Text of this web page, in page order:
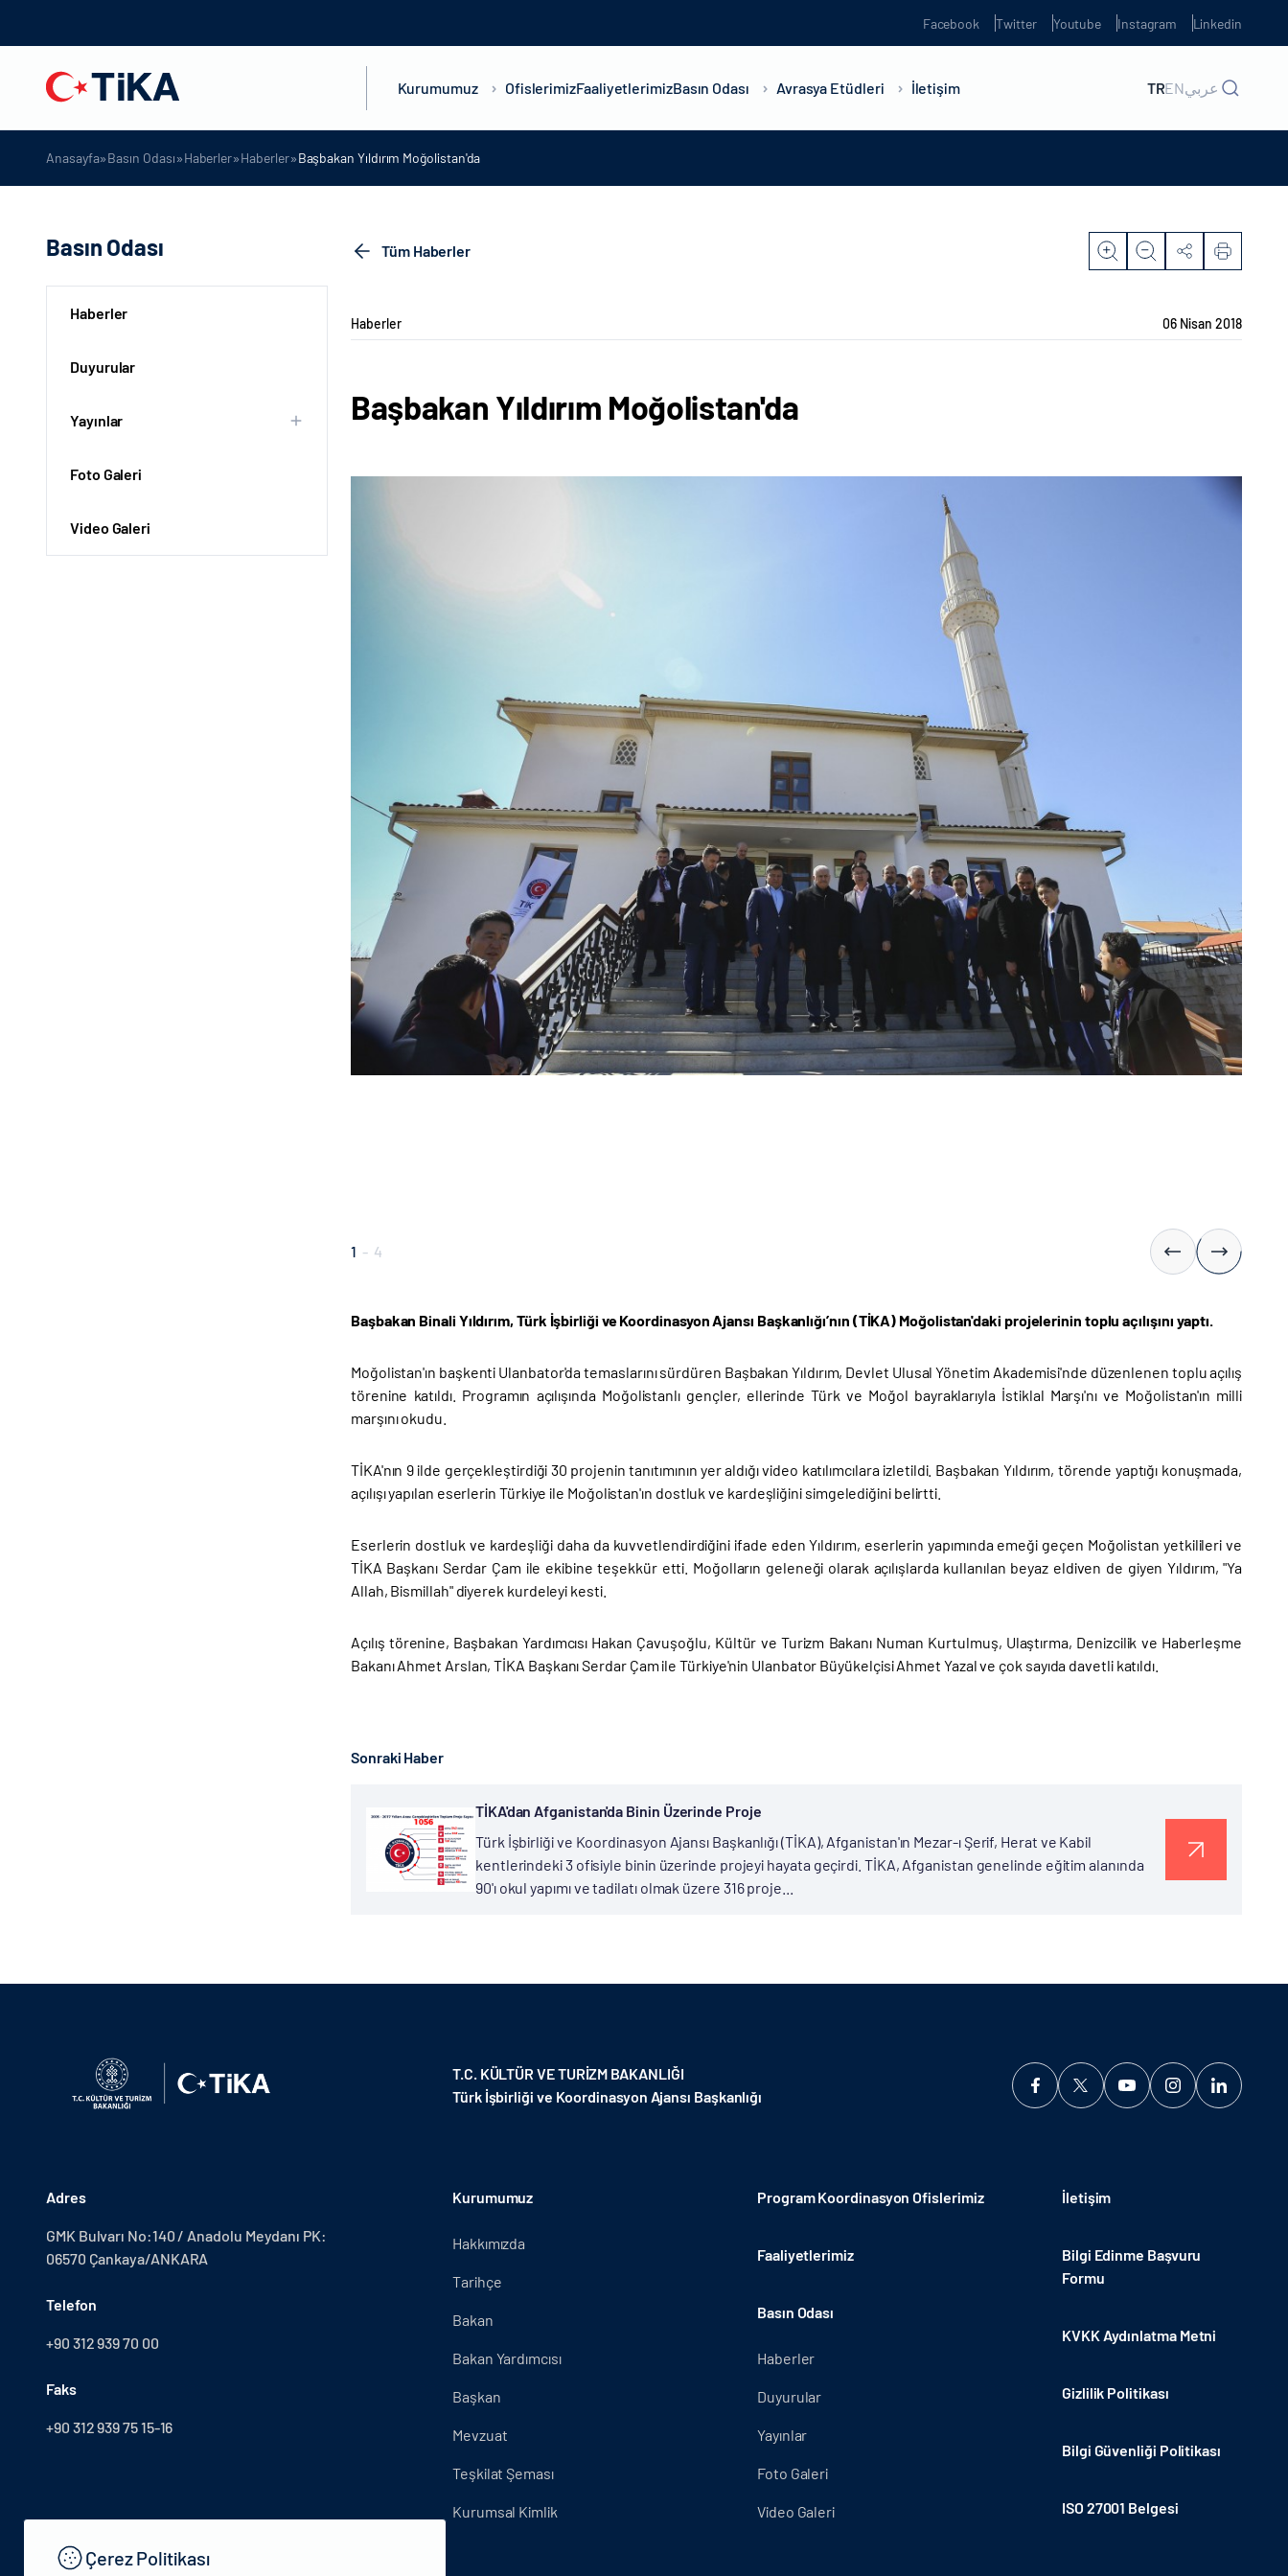
Facebook Twitter Youtube Instagram Linkedin
Kurumumuz OfislerimizFaaliyetlerimizBasın Odası Avrasya Etüdleri İletişim TRENعربي
Anasayfa»Basın Odası»Haberler»Haberler»Başbakan Yıldırım Moğolistan'da
Basın Odası
Haberler
Duyurular
Yayınlar
Foto Galeri
Video Galeri
Tüm Haberler
Haberler 06 Nisan 2018
Başbakan Yıldırım Moğolistan'da
1 - 4
Başbakan Binali Yıldırım, Türk İşbirliği ve Koordinasyon Ajansı Başkanlığı’nın (TİKA) Moğolistan'daki projelerinin toplu açılışını yaptı.
Moğolistan'ın başkenti Ulanbator'da temaslarını sürdüren Başbakan Yıldırım, Devlet Ulusal Yönetim Akademisi'nde düzenlenen toplu açılış
törenine katıldı. Programın açılışında Moğolistanlı gençler, ellerinde Türk ve Moğol bayraklarıyla İstiklal Marşı'nı ve Moğolistan'ın milli
marşını okudu.
TİKA'nın 9 ilde gerçekleştirdiği 30 projenin tanıtımının yer aldığı video katılımcılara izletildi. Başbakan Yıldırım, törende yaptığı konuşmada,
açılışı yapılan eserlerin Türkiye ile Moğolistan'ın dostluk ve kardeşliğini simgelediğini belirtti.
Eserlerin dostluk ve kardeşliği daha da kuvvetlendirdiğini ifade eden Yıldırım, eserlerin yapımında emeği geçen Moğolistan yetkilileri ve
TİKA Başkanı Serdar Çam ile ekibine teşekkür etti. Moğolların geleneği olarak açılışlarda kullanılan beyaz eldiven de giyen Yıldırım, "Ya
Allah, Bismillah" diyerek kurdeleyi kesti.
Açılış törenine, Başbakan Yardımcısı Hakan Çavuşoğlu, Kültür ve Turizm Bakanı Numan Kurtulmuş, Ulaştırma, Denizcilik ve Haberleşme
Bakanı Ahmet Arslan, TİKA Başkanı Serdar Çam ile Türkiye'nin Ulanbator Büyükelçisi Ahmet Yazal ve çok sayıda davetli katıldı.
Sonraki Haber
TİKA'dan Afganistan'da Binin Üzerinde Proje
Türk İşbirliği ve Koordinasyon Ajansı Başkanlığı (TİKA), Afganistan'ın Mezar-ı Şerif, Herat ve Kabil
kentlerindeki 3 ofisiyle binin üzerinde projeyi hayata geçirdi. TİKA, Afganistan genelinde eğitim alanında
90'ı okul yapımı ve tadilatı olmak üzere 316 proje...
T.C. KÜLTÜR VE TURİZM BAKANLIĞI
Türk İşbirliği ve Koordinasyon Ajansı Başkanlığı
Adres
GMK Bulvarı No:140 / Anadolu Meydanı PK:
06570 Çankaya/ANKARA
Telefon
+90 312 939 70 00
Faks
+90 312 939 75 15-16
Kurumumuz
Hakkımızda
Tarihçe
Bakan
Bakan Yardımcısı
Başkan
Mevzuat
Teşkilat Şeması
Kurumsal Kimlik
Program Koordinasyon Ofislerimiz
Faaliyetlerimiz
Basın Odası
Haberler
Duyurular
Yayınlar
Foto Galeri
Video Galeri
İletişim
Bilgi Edinme Başvuru
Formu
KVKK Aydınlatma Metni
Gizlilik Politikası
Bilgi Güvenliği Politikası
ISO 27001 Belgesi
Çerez Politikası